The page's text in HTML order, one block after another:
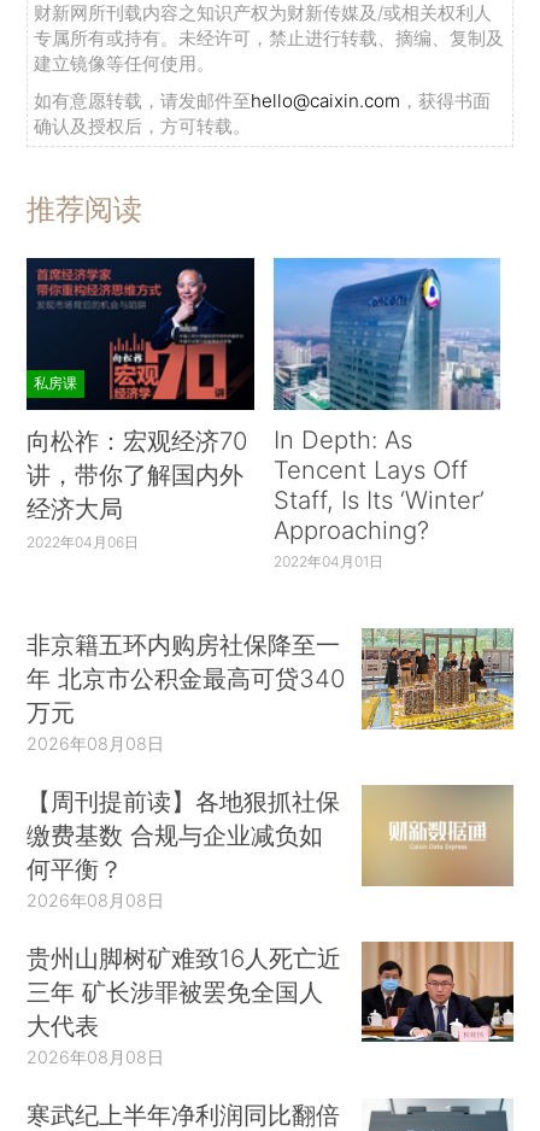
财新网所刊载内容之知识产权为财新传媒及/或相关权利人
专属所有或持有。未经许可，禁止进行转载、摘编、复制及
建立镜像等任何使用。
如有意愿转载，请发邮件至hello@caixin.com ，获得书面
确认及授权后，方可转载。
推荐阅读
私房课
向松祚：宏观经济70
讲，带你了解国内外
经济大局
2022年04月06日
In Depth: As
Tencent Lays Off
Staff, Is Its ‘Winter’
Approaching?
2022年04月01日
非京籍五环内购房社保降至一
年 北京市公积金最高可贷340
万元
2026年08月08日
【周刊提前读】各地狠抓社保
缴费基数 合规与企业减负如
何平衡？
2026年08月08日
贵州山脚树矿难致16人死亡近
三年 矿长涉罪被罢免全国人
大代表
2026年08月08日
寒武纪上半年净利润同比翻倍